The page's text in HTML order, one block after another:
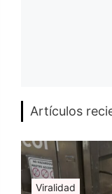
Artículos
Viralidad